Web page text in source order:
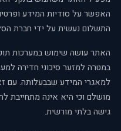
האפשר על סודיות המידע
התשלום נעשית על ידי חברת
האתר עושה שימוש במערכות
במטרה למזער סיכוני חדירה
למאגרי המידע שבבעלותה. עם
מושלם וכי היא אינה מתחייבת
גישה בלתי מורשית.